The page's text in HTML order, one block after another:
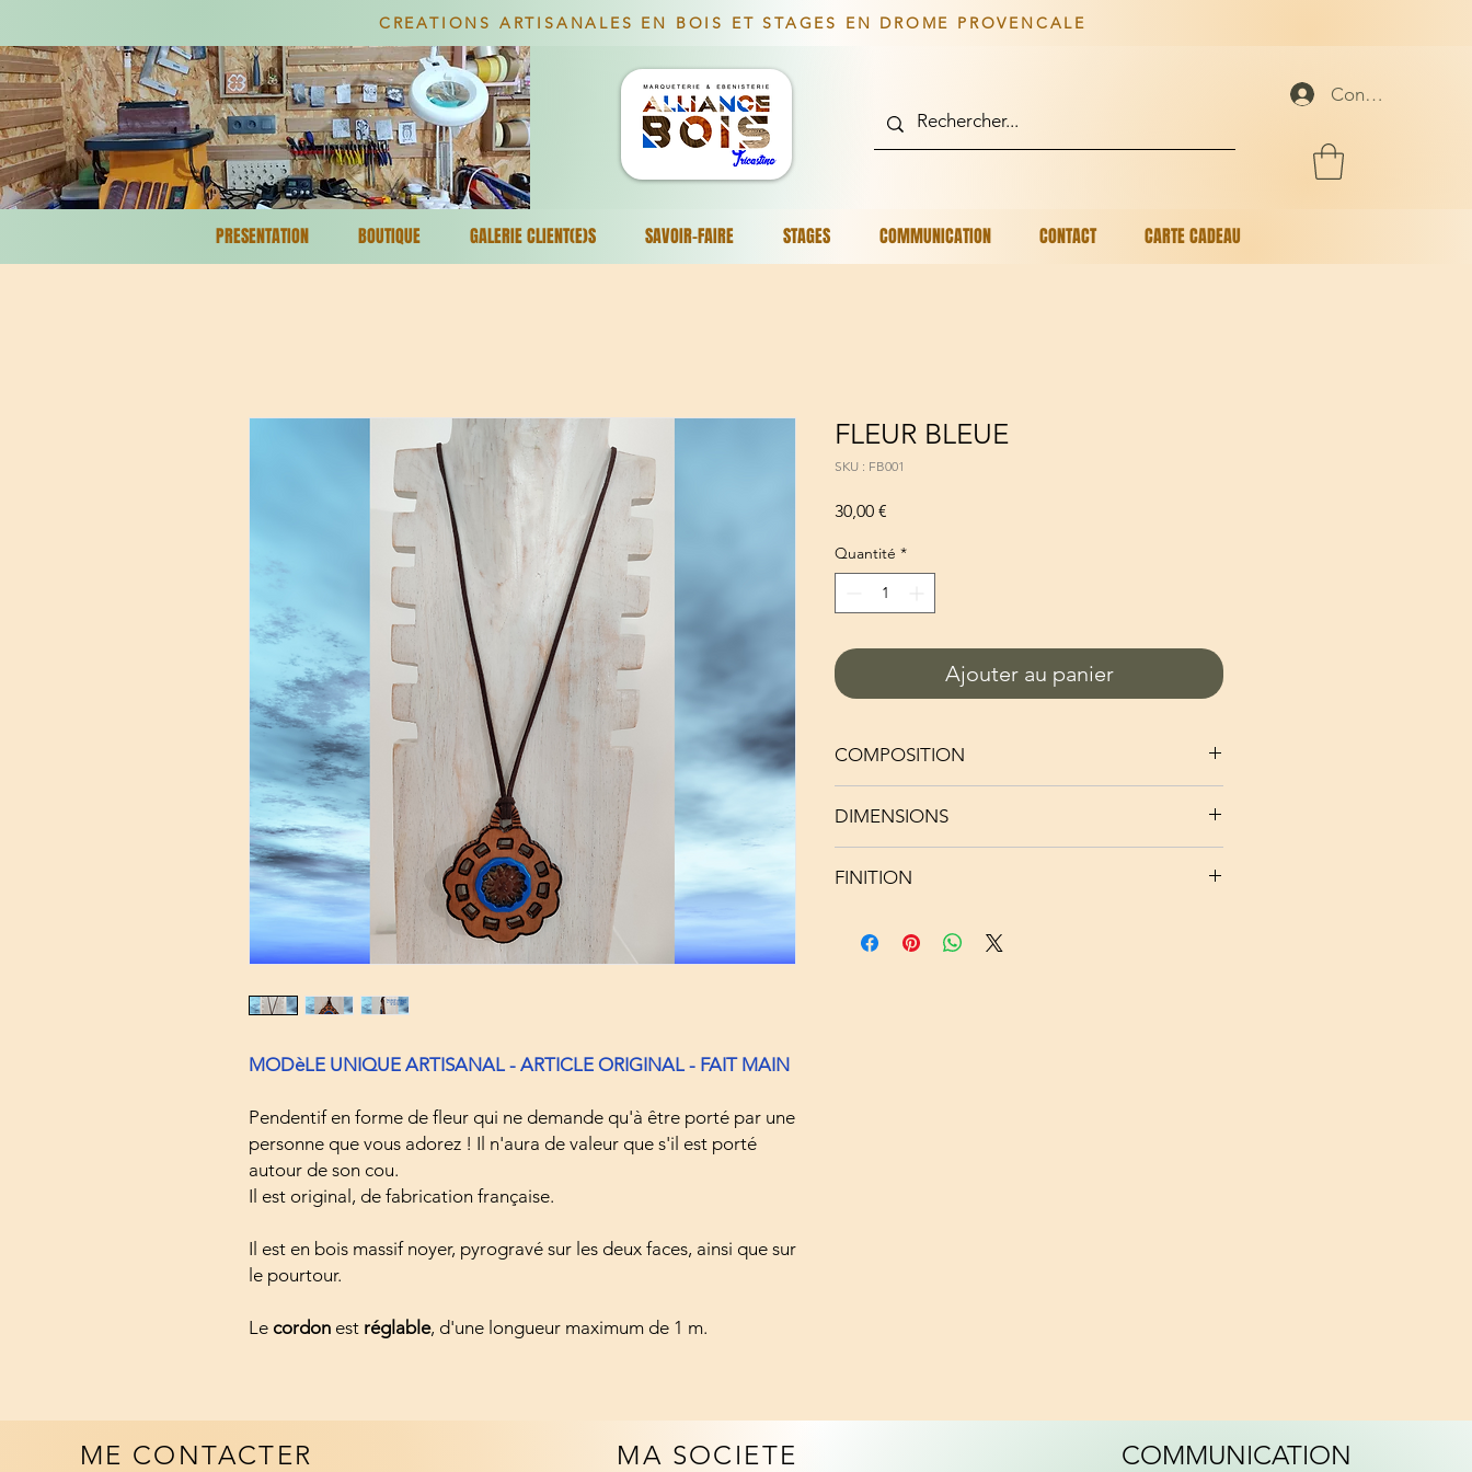
CREATIONS ARTISANALES EN BOIS ET STAGES EN DROME PROVENCALE
Connexion
PRESENTATION BOUTIQUE GALERIE CLIENT(E)S SAVOIR-FAIRE STAGES COMMUNICATION CONTACT CARTE CADEAU
MODèLE UNIQUE ARTISANAL - ARTICLE ORIGINAL - FAIT MAIN
Pendentif en forme de fleur qui ne demande qu'à être porté par une
personne que vous adorez ! Il n'aura de valeur que s'il est porté
autour de son cou.
Il est original, de fabrication française.
Il est en bois massif noyer, pyrogravé sur les deux faces, ainsi que sur
le pourtour.
Le cordon est réglable, d'une longueur maximum de 1 m.
FLEUR BLEUE
SKU : FB001
30,00 €
Quantité *
Ajouter au panier
COMPOSITION
Médaillon fleur en résine
Cordon en cuir de daim
DIMENSIONS
Pendentif : Longueur 7.3 x Largeur 6.3
FINITION
ME CONTACTER MA SOCIETE COMMUNICATION